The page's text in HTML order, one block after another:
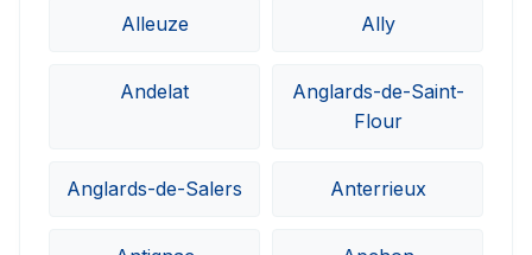
Alleuze Ally
Andelat
Anglards-de-Saint-
Flour
Anglards-de-Salers Anterrieux